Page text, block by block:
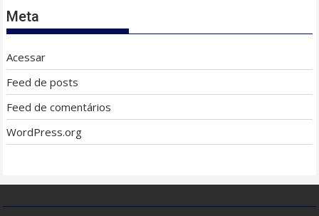
Meta
Acessar
Feed de posts
Feed de comentários
WordPress.org